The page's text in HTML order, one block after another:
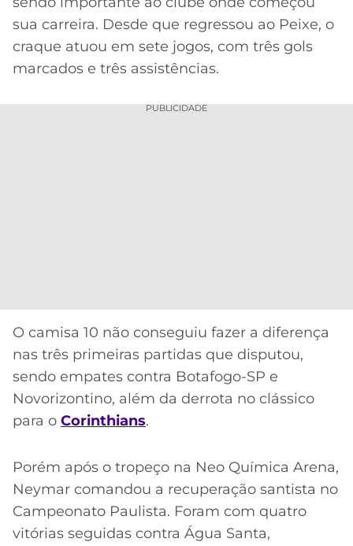
sua carreira. Desde que regressou ao Peixe, o
craque atuou em sete jogos, com três gols
marcados e três assistências.
PUBLICIDADE
O camisa 10 não conseguiu fazer a diferença
nas três primeiras partidas que disputou,
sendo empates contra Botafogo-SP e
Novorizontino, além da derrota no clássico
para o Corinthians.
Porém após o tropeço na Neo Química Arena,
Neymar comandou a recuperação santista no
Campeonato Paulista. Foram com quatro
vitórias seguidas contra Água Santa,